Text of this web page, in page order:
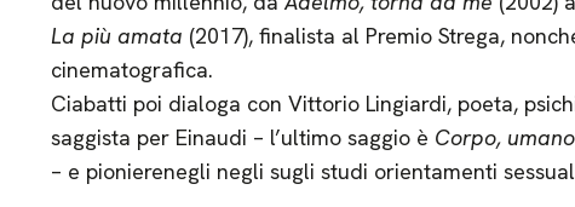
La più amata (2017), finalista al Premio Strega,
cinematografica.
Ciabatti poi dialoga con Vittorio Lingiardi, poeta,
saggista per Einaudi – l’ultimo saggio è Corpo, umano
– e pionierenegli negli sugli studi orientamenti